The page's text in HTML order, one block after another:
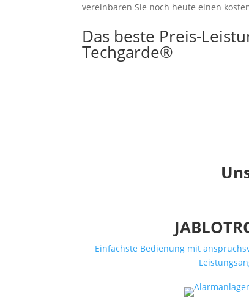
vereinbaren Sie noch heute einen
Das beste Preis-
Techgarde®
Einfachste Bedienung mit